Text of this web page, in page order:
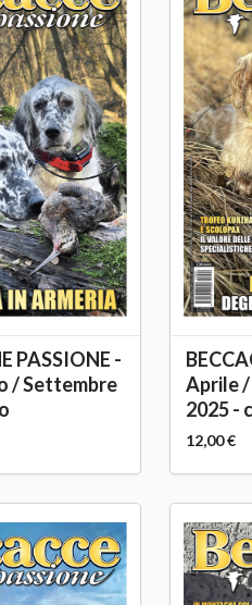
PASSIONE -
/ Settembre
Aprile
2025 -
12,00 €